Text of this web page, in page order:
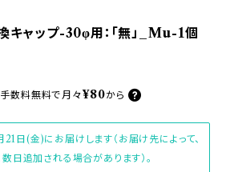
ャップ-30φ用：「無」_Mu-1個
手数料無料で 月々¥80から
日(金)にお届けします（お届け先によって、
日追加される場合があります）。